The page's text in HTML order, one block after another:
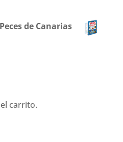
de Canarias
carrito.